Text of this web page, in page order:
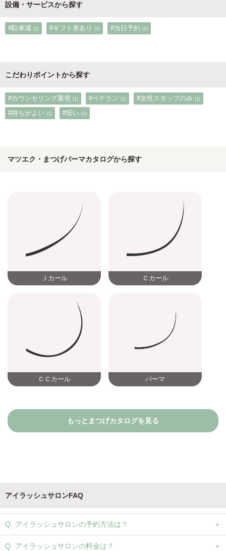
設備・サービスから探す
#駐車場 (1) #ギフト券あり (1) #当日予約 (1)
こだわりポイントから探す
#カウンセリング重視 (1) #ベテラン (1) #女性スタッフのみ (1)
#持ちがよい (1) #安い (1)
マツエク・まつげパーマカタログから探す
Ｊカール Ｃカール
ＣＣカール パーマ
もっとまつげカタログを見る
アイラッシュサロンFAQ
アイラッシュサロンの予約方法は？
アイラッシュサロンの料金は？